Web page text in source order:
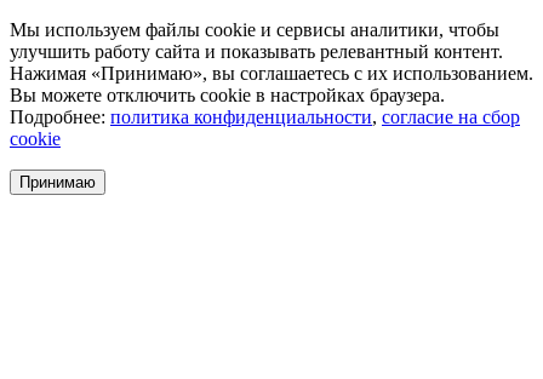
Мы используем файлы cookie и сервисы аналитики, чтобы
улучшить работу сайта и показывать релевантный контент.
Нажимая «Принимаю», вы соглашаетесь с их использованием.
Вы можете отключить cookie в настройках браузера.
Подробнее: политика конфиденциальности, согласие на сбор
cookie
Принимаю